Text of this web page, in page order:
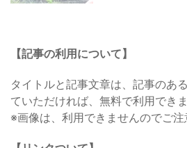
【記事の利用について】
タイトルと記事文章は、記事のあ
ていただければ、無料で利用できま
※画像は、利用できませんのでご注